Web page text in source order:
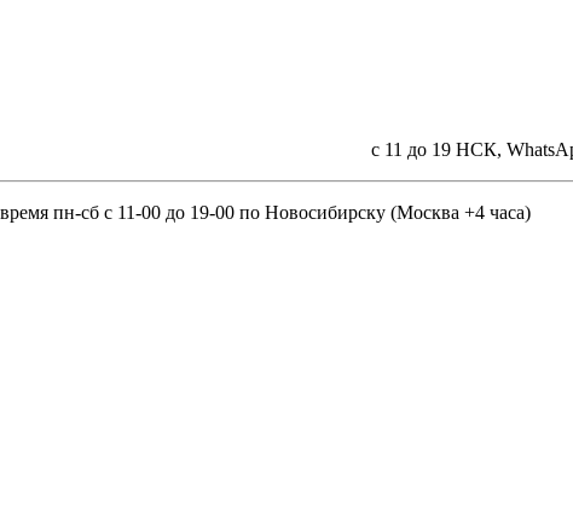
с 11 до 19 НСК,
пн-сб с 11-00 до 19-00 по Новосибирску (Москва +4 часа)